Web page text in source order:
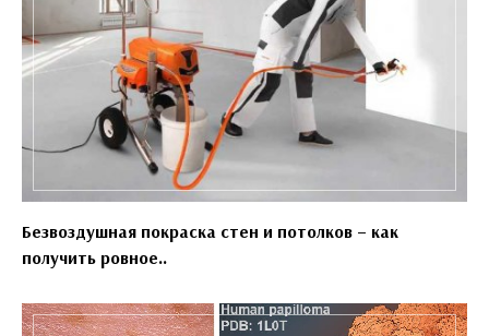
Безвоздушная покраска стен и потолков – как
получить ровное..